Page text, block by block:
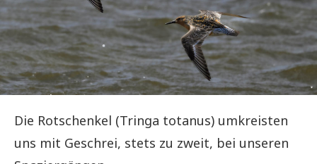
Die Rotschenkel (Tringa totanus) umkreisten
uns mit Geschrei, stets zu zweit, bei unseren